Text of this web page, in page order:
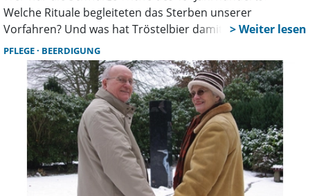
Welche Rituale begleiteten das Sterben unserer
Vorfahren? Und was hat Tröstelbier damit zu tun? Der
Ambulante Hospiz- und Palliativberatungsdienst DASEIN
lädt gemeinsam mit Thorns Bestattungen am
Donnerstag, den 9. Oktober um 18 Uhr zum
Friedhofsgeflüster auf den Wunstorfer Friedhof ein.
PFLEGE BEERDIGUNG